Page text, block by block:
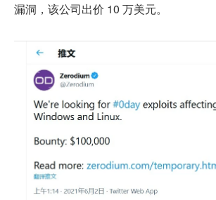
漏洞，该公司出价 10 万美元。